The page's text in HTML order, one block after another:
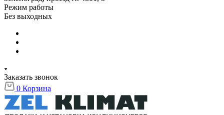
Режим работы
Без выходных
Заказать звонок
0 Корзина